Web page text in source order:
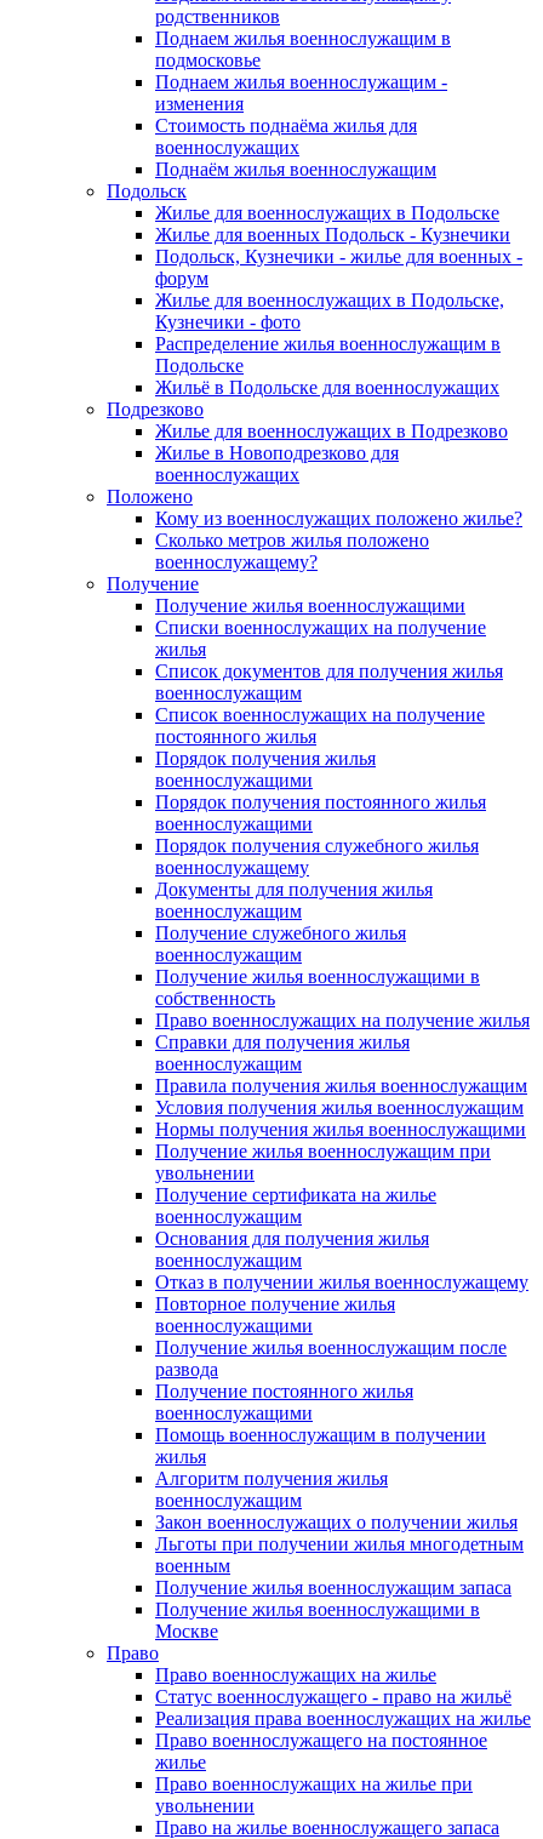
родственников
Поднаем жилья военнослужащим в
подмосковье
Поднаем жилья военнослужащим -
изменения
Стоимость поднаёма жилья для
военнослужащих
Поднаём жилья военнослужащим
Подольск
Жилье для военнослужащих в Подольске
Жилье для военных Подольск - Кузнечики
Подольск, Кузнечики - жилье для военных -
форум
Жилье для военнослужащих в Подольске,
Кузнечики - фото
Распределение жилья военнослужащим в
Подольске
Жильё в Подольске для военнослужащих
Подрезково
Жилье для военнослужащих в Подрезково
Жилье в Новоподрезково для
военнослужащих
Положено
Кому из военнослужащих положено жилье?
Сколько метров жилья положено
военнослужащему?
Получение
Получение жилья военнослужащими
Списки военнослужащих на получение
жилья
Список документов для получения жилья
военнослужащим
Список военнослужащих на получение
постоянного жилья
Порядок получения жилья
военнослужащими
Порядок получения постоянного жилья
военнослужащими
Порядок получения служебного жилья
военнослужащему
Документы для получения жилья
военнослужащим
Получение служебного жилья
военнослужащим
Получение жилья военнослужащими в
собственность
Право военнослужащих на получение жилья
Справки для получения жилья
военнослужащим
Правила получения жилья военнослужащим
Условия получения жилья военнослужащим
Нормы получения жилья военнослужащими
Получение жилья военнослужащим при
увольнении
Получение сертификата на жилье
военнослужащим
Основания для получения жилья
военнослужащим
Отказ в получении жилья военнослужащему
Повторное получение жилья
военнослужащими
Получение жилья военнослужащим после
развода
Получение постоянного жилья
военнослужащими
Помощь военнослужащим в получении
жилья
Алгоритм получения жилья
военнослужащим
Закон военнослужащих о получении жилья
Льготы при получении жилья многодетным
военным
Получение жилья военнослужащим запаса
Получение жилья военнослужащими в
Москве
Право
Право военнослужащих на жилье
Статус военнослужащего - право на жильё
Реализация права военнослужащих на жилье
Право военнослужащего на постоянное
жилье
Право военнослужащих на жилье при
увольнении
Право на жилье военнослужащего запаса